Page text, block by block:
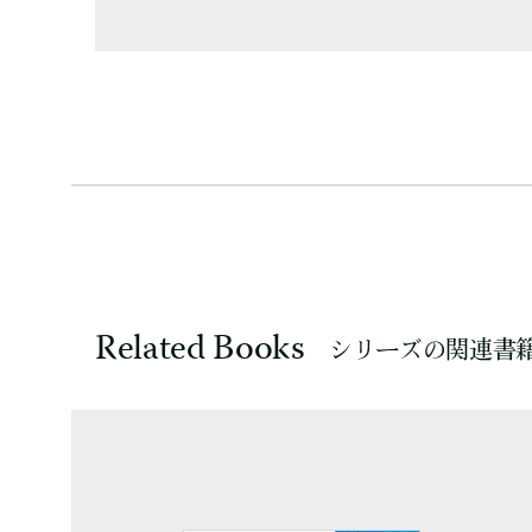
Related Books シリーズの関連書